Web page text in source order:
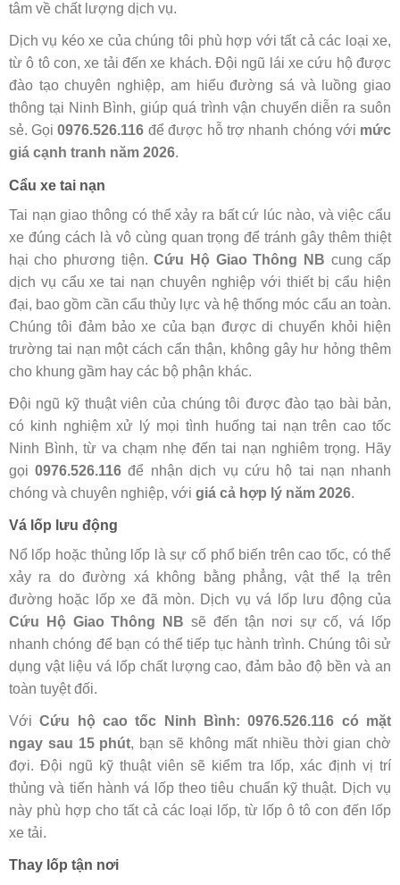
tâm về chất lượng dịch vụ.
Dịch vụ kéo xe của chúng tôi phù hợp với tất cả các loại xe,
từ ô tô con, xe tải đến xe khách. Đội ngũ lái xe cứu hộ được
đào tạo chuyên nghiệp, am hiểu đường sá và luồng giao
thông tại Ninh Bình, giúp quá trình vận chuyển diễn ra suôn
sẻ. Gọi0976.526.116 để được hỗ trợ nhanh chóng với mức
giá cạnh tranh năm 2026.
Cẩu xe tai nạn
Tai nạn giao thông có thể xảy ra bất cứ lúc nào, và việc cẩu
xe đúng cách là vô cùng quan trọng để tránh gây thêm thiệt
hại cho phương tiện.Cứu Hộ Giao Thông NB cung cấp
dịch vụ cẩu xe tai nạn chuyên nghiệp với thiết bị cẩu hiện
đại, bao gồm cần cẩu thủy lực và hệ thống móc cẩu an toàn.
Chúng tôi đảm bảo xe của bạn được di chuyển khỏi hiện
trường tai nạn một cách cẩn thận, không gây hư hỏng thêm
cho khung gầm hay các bộ phận khác.
Đội ngũ kỹ thuật viên của chúng tôi được đào tạo bài bản,
có kinh nghiệm xử lý mọi tình huống tai nạn trên cao tốc
Ninh Bình, từ va chạm nhẹ đến tai nạn nghiêm trọng. Hãy
gọi0976.526.116 để nhận dịch vụ cứu hộ tai nạn nhanh
chóng và chuyên nghiệp, với giá cả hợp lý năm 2026.
Vá lốp lưu động
Nổ lốp hoặc thủng lốp là sự cố phổ biến trên cao tốc, có thể
xảy ra do đường xá không bằng phẳng, vật thể lạ trên
đường hoặc lốp xe đã mòn. Dịch vụ vá lốp lưu động của
Cứu Hộ Giao Thông NB sẽ đến tận nơi sự cố, vá lốp
nhanh chóng để bạn có thể tiếp tục hành trình. Chúng tôi sử
dụng vật liệu vá lốp chất lượng cao, đảm bảo độ bền và an
toàn tuyệt đối.
VớiCứu hộ cao tốc Ninh Bình: 0976.526.116 có mặt
ngay sau 15 phút, bạn sẽ không mất nhiều thời gian chờ
đợi. Đội ngũ kỹ thuật viên sẽ kiểm tra lốp, xác định vị trí
thủng và tiến hành vá lốp theo tiêu chuẩn kỹ thuật. Dịch vụ
này phù hợp cho tất cả các loại lốp, từ lốp ô tô con đến lốp
xe tải.
Thay lốp tận nơi